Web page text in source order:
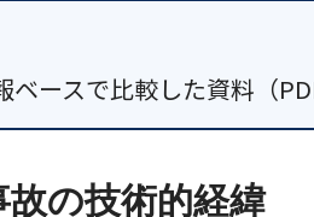
ースで比較した資料（
の技術的経緯